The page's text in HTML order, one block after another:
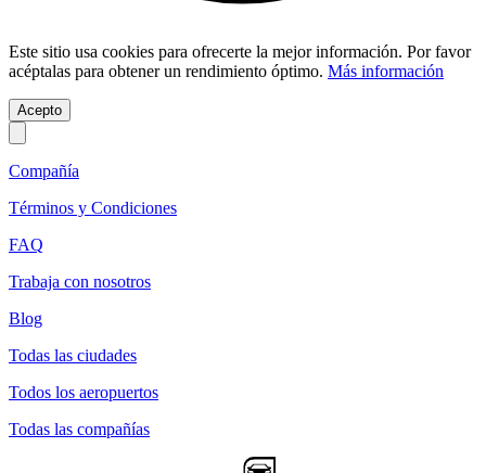
Este sitio usa cookies para ofrecerte la mejor información. Por favor
acéptalas para obtener un rendimiento óptimo. Más información
Acepto
Compañía
Términos y Condiciones
FAQ
Trabaja con nosotros
Blog
Todas las ciudades
Todos los aeropuertos
Todas las compañías